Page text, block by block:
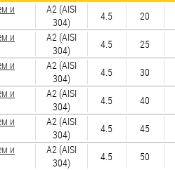
и
А2 (AISI
304)
4.5 20
и
А2 (AISI
304)
4.5 25
и
А2 (AISI
304)
4.5 30
и
А2 (AISI
304)
4.5 40
и
А2 (AISI
304)
4.5 45
и
А2 (AISI
304)
4.5 50